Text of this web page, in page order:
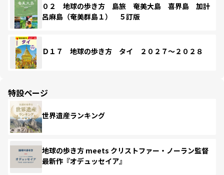
０２ 地球の歩き方 島旅 奄美大島 喜界島 加計
呂麻島（奄美群島１） ５訂版
Ｄ１７ 地球の歩き方 タイ ２０２７～２０２８
特設ページ
世界遺産ランキング
地球の歩き方 meets クリストファー・ノーラン監督
最新作『オデュッセイア』